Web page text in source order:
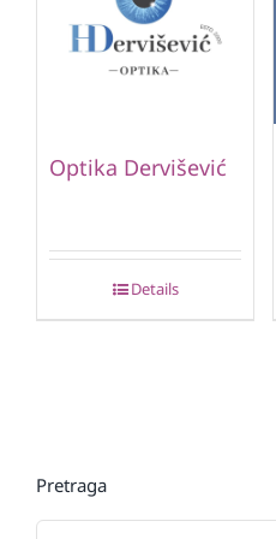
Optika Dervišević
Details
Pretraga